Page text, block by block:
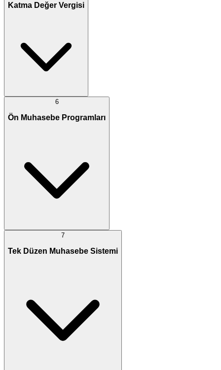
Katma Değer Vergisi
6
Ön Muhasebe Programları
7
Tek Düzen Muhasebe Sistemi